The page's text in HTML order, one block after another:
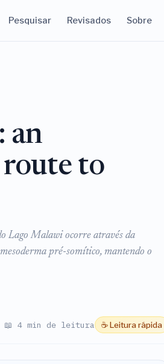
Pesquisar Revisados Sobre
an
to
Lago Malawi ocorre através da
pré-somítico, mantendo o
📖 4 min de leitura ☕ Leitura rápida